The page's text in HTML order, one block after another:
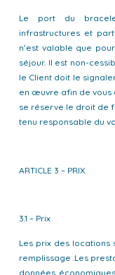
Le port du
infrastructures et
n’est valable que
séjour. Il est non-
le Client doit le
en œuvre afin de vous
se réserve le droit de
tenu responsable du
ARTICLE 3 – PRIX
3.1 – Prix
Les prix des locations
remplissage .Les
données